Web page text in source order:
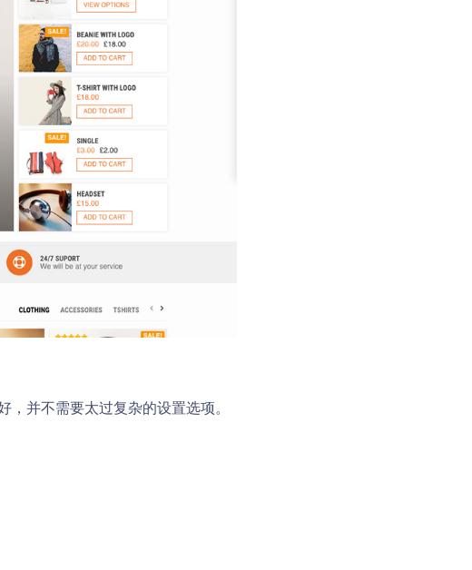
并不需要太过复杂的设置选项。